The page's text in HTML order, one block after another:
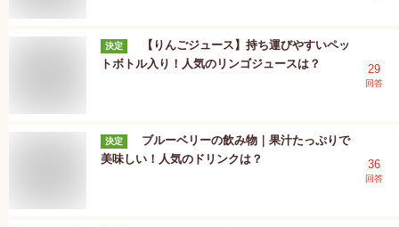
決定
【りんごジュース】持ち運びやすいペッ
トボトル入り！人気のリンゴジュースは？
29
回答
決定
ブルーベリーの飲み物｜果汁たっぷりで
美味しい！人気のドリンクは？
36
回答